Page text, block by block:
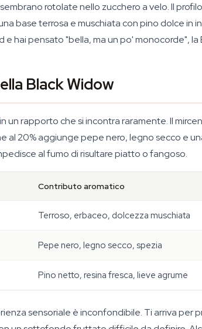
rotolate nello zucchero a velo. Il
base terrosa e muschiata con pino dolce in
hai pensato "bella, ma un po' monocorde", la
Black Widow
in un rapporto che si incontra raramente. Il
20% aggiunge pepe nero, legno secco e
al fumo di risultare piatto o fangoso.
Contributo aromatico
Terroso, erbaceo, dolcezza muschiata
Pepe nero, legno secco, spezia
Pino netto, resina fresca, lieve agrume
sensoriale è inconfondibile. Ti arriva per